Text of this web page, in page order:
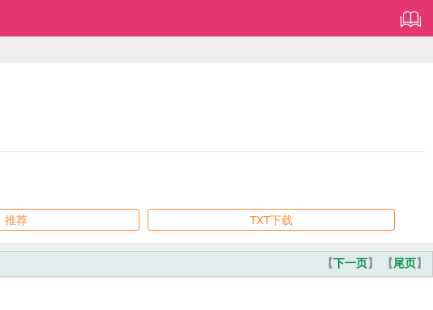
推荐 TXT下载
【下一页】 【尾页】